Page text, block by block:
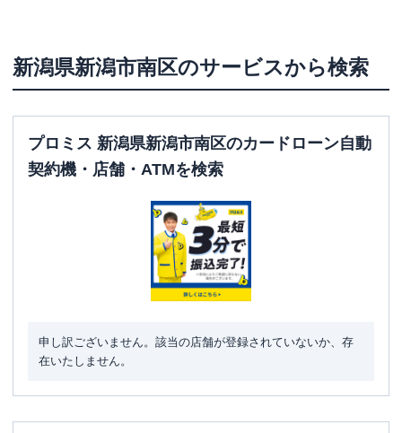
新潟県新潟市南区のサービスから検索
プロミス 新潟県新潟市南区のカードローン自動
契約機・店舗・ATMを検索
申し訳ございません。該当の店舗が登録されていないか、存
在いたしません。